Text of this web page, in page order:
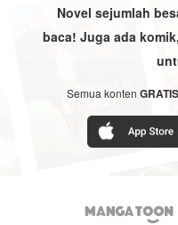
Novel sejumlah
baca! Juga ada
Semua konten GRATIS
